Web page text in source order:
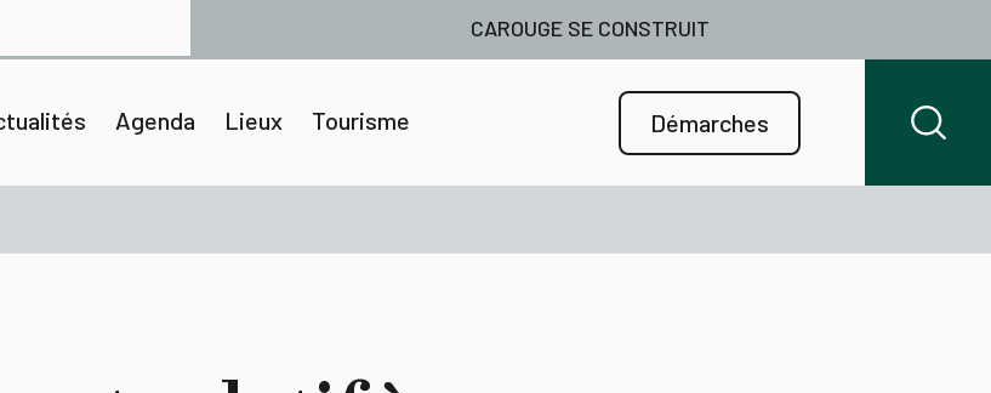
CAROUGE SE CONSTRUIT
Agenda Lieux Tourisme Démarches